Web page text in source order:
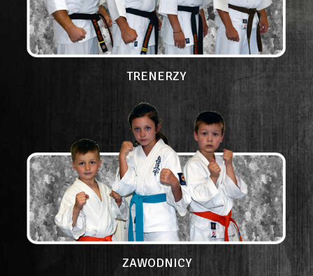
TRENERZY
ZAWODNICY